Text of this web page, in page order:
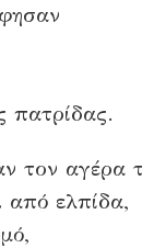
πατρίδας.
τον αγέρα
από ελπίδα,